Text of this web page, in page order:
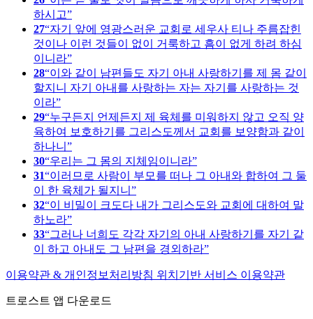
하시고
27 자기 앞에 영광스러운 교회로 세우사 티나 주름잡힌
것이나 이런 것들이 없이 거룩하고 흠이 없게 하려 하심
이니라
28 이와 같이 남편들도 자기 아내 사랑하기를 제 몸 같이
할지니 자기 아내를 사랑하는 자는 자기를 사랑하는 것
이라
29 누구든지 언제든지 제 육체를 미워하지 않고 오직 양
육하여 보호하기를 그리스도께서 교회를 보양함과 같이
하나니
30 우리는 그 몸의 지체임이니라
31 이러므로 사람이 부모를 떠나 그 아내와 합하여 그 둘
이 한 육체가 될지니
32 이 비밀이 크도다 내가 그리스도와 교회에 대하여 말
하노라
33 그러나 너희도 각각 자기의 아내 사랑하기를 자기 같
이 하고 아내도 그 남편을 경외하라
이용약관 & 개인정보처리방침 위치기반 서비스 이용약관
트로스트 앱 다운로드